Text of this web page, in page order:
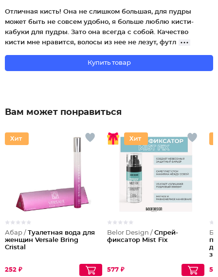
Отличная кисть! Она не слишком большая, для пудры
может быть не совсем удобно, я больше люблю кисти-
кабуки для пудры. Зато она всегда с собой. Качество
кисти мне нравится, волосы из нее не лезут, футл
Купить товар
Вам может понравиться
Абар / Туалетная вода для
женщин Versale Bring
Cristal
252 ₽
Belor Design / Спрей-
фиксатор Mist Fix
577 ₽